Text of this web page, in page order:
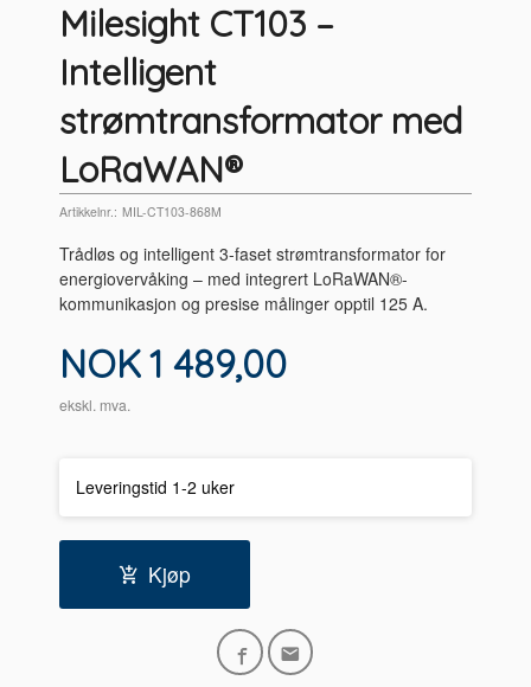
Milesight CT103 –
Intelligent
strømtransformator med
LoRaWAN®
Artikkelnr.: MIL-CT103-868M
Trådløs og intelligent 3-faset strømtransformator for
energiovervåking – med integrert LoRaWAN®-
kommunikasjon og presise målinger opptil 125 A.
Pris
NOK1 489,00
ekskl. mva.
Leveringstid 1-2 uker
Kjøp